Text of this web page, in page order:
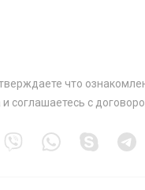
что
и соглашаетесь с